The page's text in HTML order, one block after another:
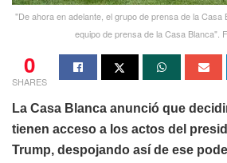
"De ahora en adelante, el grupo de prensa de la
equipo de prensa de la Casa Blanca".
0
SHARES
La Casa Blanca anunció que
tienen acceso a los actos del
Trump, despojando así de ese